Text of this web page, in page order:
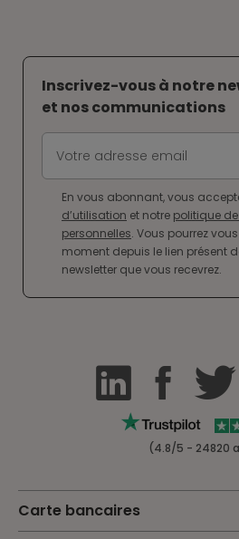
Inscrivez-vous à notre
et nos communications
En vous abonnant, vous
d’utilisation et notre politique
personnelles. Vous pourrez
moment depuis le lien présent
newsletter que vous recevrez.
(4.8/5 - 24820
Carte bancaires